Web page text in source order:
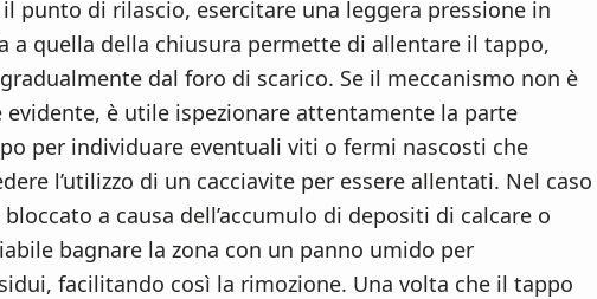
punto di rilascio, esercitare una leggera pressione in
a quella della chiusura permette di allentare il tappo,
dal foro di scarico. Se il meccanismo non è
è utile ispezionare attentamente la parte
per individuare eventuali viti o fermi nascosti che
l’utilizzo di un cacciavite per essere allentati. Nel caso
a causa dell’accumulo di depositi di calcare o
bagnare la zona con un panno umido per
facilitando così la rimozione. Una volta che il tappo